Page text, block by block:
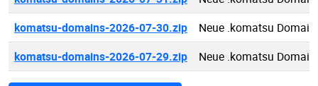
komatsu-domains-2026-07-30.zip
Neue .komatsu
komatsu-domains-2026-07-29.zip
Neue .komatsu